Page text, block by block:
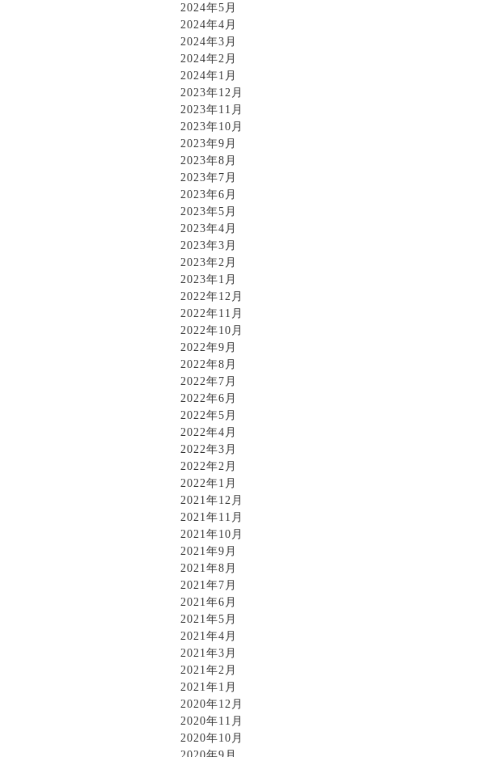
2024年5月
2024年4月
2024年3月
2024年2月
2024年1月
2023年12月
2023年11月
2023年10月
2023年9月
2023年8月
2023年7月
2023年6月
2023年5月
2023年4月
2023年3月
2023年2月
2023年1月
2022年12月
2022年11月
2022年10月
2022年9月
2022年8月
2022年7月
2022年6月
2022年5月
2022年4月
2022年3月
2022年2月
2022年1月
2021年12月
2021年11月
2021年10月
2021年9月
2021年8月
2021年7月
2021年6月
2021年5月
2021年4月
2021年3月
2021年2月
2021年1月
2020年12月
2020年11月
2020年10月